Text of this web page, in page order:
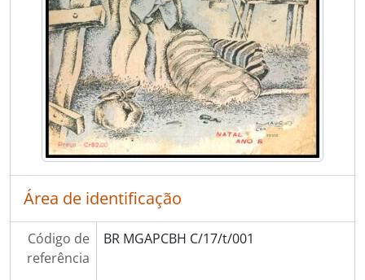
Área de identificação
Código de
referência
BR MGAPCBH C/17/t/001